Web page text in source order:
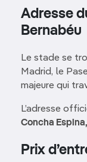
Adresse
Bernabéu
Le stade se
Madrid, le
majeure qui
L’adresse
Concha
Prix